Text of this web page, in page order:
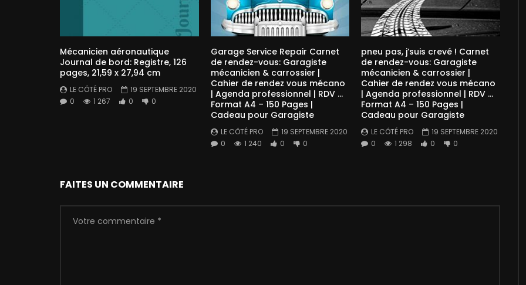
Mécanicien aéronautique
Journal de bord: Registre, 126
pages, 21,59 x 27,94 cm
LE CÔTÉ PRO
19 SEPTEMBRE 2020
0
1 267 0 0
Garage Service Repair Carnet
de rendez-vous: Garagiste
mécanicien & carrossier |
Cahier de rendez vous mécano
| Agenda professionnel | RDV …
Format A4 – 150 Pages |
Cadeau pour Garagiste
LE CÔTÉ PRO
19 SEPTEMBRE 2020
0
1 240 0 0
pneu pas, j’suis crevé ! Carnet
de rendez-vous: Garagiste
mécanicien & carrossier |
Cahier de rendez vous mécano
| Agenda professionnel | RDV …
Format A4 – 150 Pages |
Cadeau pour Garagiste
LE CÔTÉ PRO
19 SEPTEMBRE 2020
0
1 298 0 0
FAITES UN COMMENTAIRE